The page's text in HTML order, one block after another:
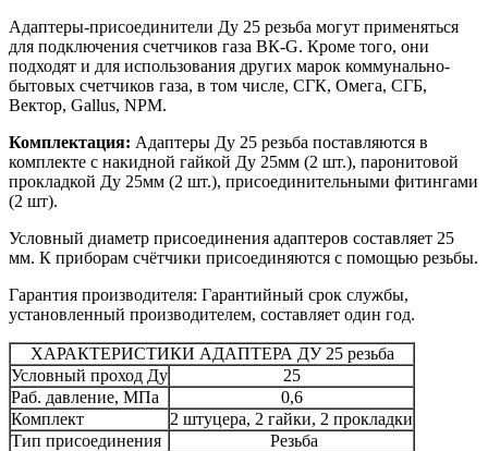
Адаптеры-присоединители Ду 25 резьба могут применяться
для подключения счетчиков газа ВК-G. Кроме того, они
подходят и для использования других марок коммунально-
бытовых счетчиков газа, в том числе, СГК, Омега, СГБ,
Вектор, Gallus, NPM.
Комплектация: Адаптеры Ду 25 резьба поставляются в
комплекте с накидной гайкой Ду 25мм (2 шт.), паронитовой
прокладкой Ду 25мм (2 шт.), присоединительными фитингами
(2 шт).
Условный диаметр присоединения адаптеров составляет 25
мм. К приборам счётчики присоединяются с помощью резьбы.
Гарантия производителя: Гарантийный срок службы,
установленный производителем, составляет один год.
ХАРАКТЕРИСТИКИ АДАПТЕРА ДУ 25 резьба
Условный проход Ду
25
Раб. давление, МПа
0,6
Комплект
2 штуцера, 2 гайки, 2 прокладки
Тип присоединения
Резьба